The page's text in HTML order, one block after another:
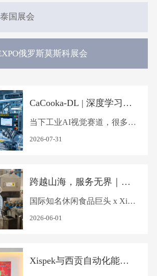
国展会
俄罗斯莫斯科展会
CaCooka-DL | 深度学习AI
检测赋能高品质饼干智造
当下工业AI视觉赛道，很多方
案停留在通用算法简单移植。
是下载模型、调试参数的“套
壳工程”。Xispek坚持：工业
深度学习检测的核心，是搭建
系。 近日，这套自研AI检测
2026-07-31
跨越山海，服务无界｜Xis
pek远赴巴西开展设备升级
与技术培训服务
国际知名休闲食品巨头 x Xisp
ek 作为全球休闲零食行业的
零食领域多年，旗下坐拥众多
2026-06-01
Xispek与西贡自动化能源S